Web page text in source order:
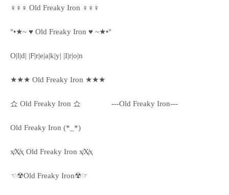
♀♀♀ Old Freaky Iron ♀♀♀
°•★~ ♥ Old Freaky Iron ♥ ~★•°
O|l|d| |F|r|e|a|k|y| |I|r|o|n
★★★ Old Freaky Iron ★★★
쇼 Old Freaky Iron 쇼 ---Old Freaky Iron---
Old Freaky Iron (*_*)
ҳ̸Ҳ̸ҳ Old Freaky Iron ҳ̸Ҳ̸ҳ
☜☢Old Freaky Iron☢☞